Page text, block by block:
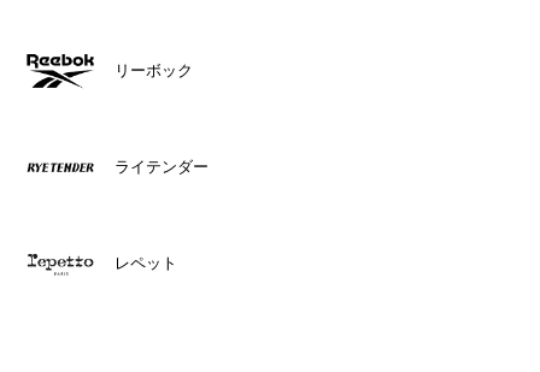
リーボック
ライテンダー
レペット